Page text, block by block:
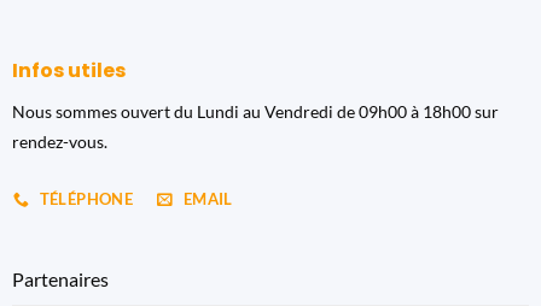
Infos utiles
Nous sommes ouvert du Lundi au Vendredi de 09h00 à 18h00 sur
rendez-vous.
TÉLÉPHONE EMAIL
Partenaires